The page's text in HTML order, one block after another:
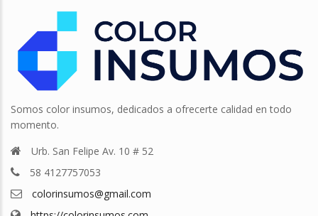
Somos color insumos, dedicados a ofrecerte calidad en todo
momento.
Urb. San Felipe Av. 10 # 52
58 4127757053
colorinsumos@gmail.com